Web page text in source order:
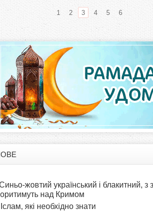
1 2 3 4 5 6
жовтий український і блакитний, з
над Кримом
які необхідно знати